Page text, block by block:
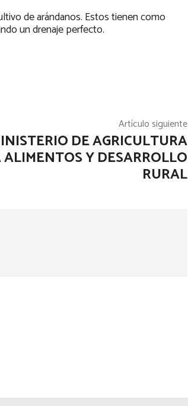
de arándanos. Estos tienen como
un drenaje perfecto.
Artículo siguiente
DE AGRICULTURA
Y DESARROLLO
RURAL